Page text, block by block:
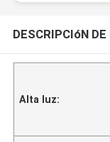
DESCRIPCIóN
Alta luz: